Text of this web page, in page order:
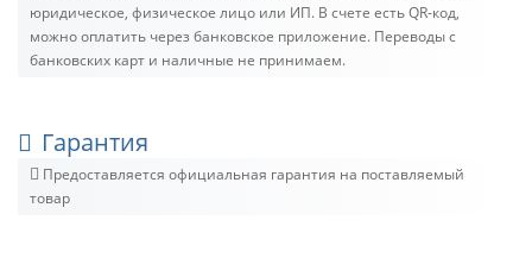
юридическое, физическое лицо или ИП. В счете есть QR-код,
можно оплатить через банковское приложение. Переводы с
банковских карт и наличные не принимаем.
Гарантия
Предоставляется официальная гарантия на поставляемый
товар